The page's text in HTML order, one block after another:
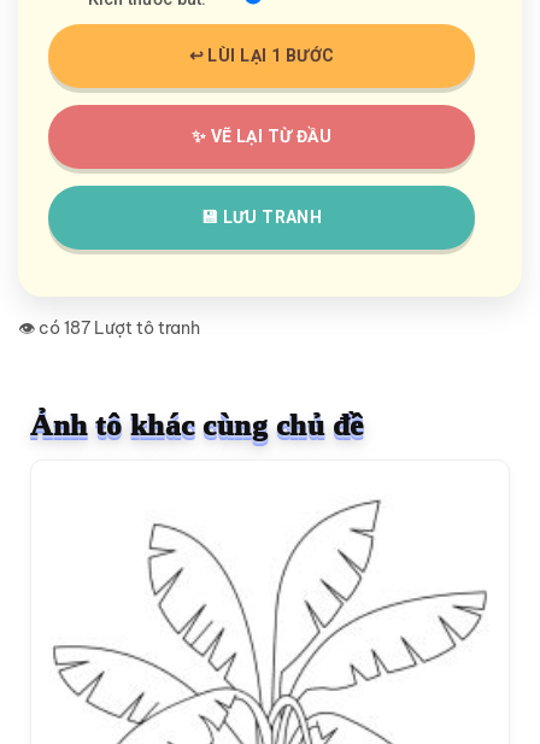
↩️ LÙI LẠI 1 BƯỚC
✨ VẼ LẠI TỪ ĐẦU
💾 LƯU TRANH
👁️ có 187 Lượt tô tranh
Ảnh tô khác cùng chủ đề